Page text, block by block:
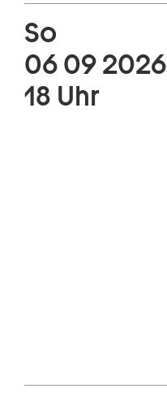
So
06 09 2026
18 Uhr